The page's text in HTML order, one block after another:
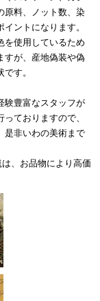
原料、ノット数、染
ントになります。
を使用しているため
すが、産地偽装や偽
す。
験豊富なスタッフが
ておりますので、
是非いわの美術まで
、お品物により高価